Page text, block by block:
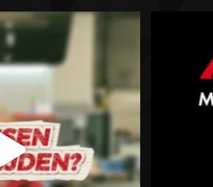
z’n voorkeuren.
0